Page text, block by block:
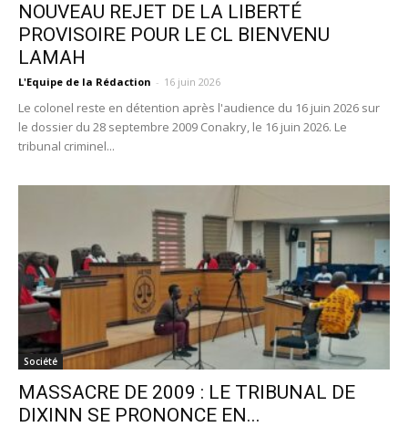
NOUVEAU REJET DE LA LIBERTÉ
PROVISOIRE POUR LE CL BIENVENU
LAMAH
L'Equipe de la Rédaction - 16 juin 2026
Le colonel reste en détention après l'audience du 16 juin 2026 sur
le dossier du 28 septembre 2009 Conakry, le 16 juin 2026. Le
tribunal criminel...
Société
MASSACRE DE 2009 : LE TRIBUNAL DE
DIXINN SE PRONONCE EN...